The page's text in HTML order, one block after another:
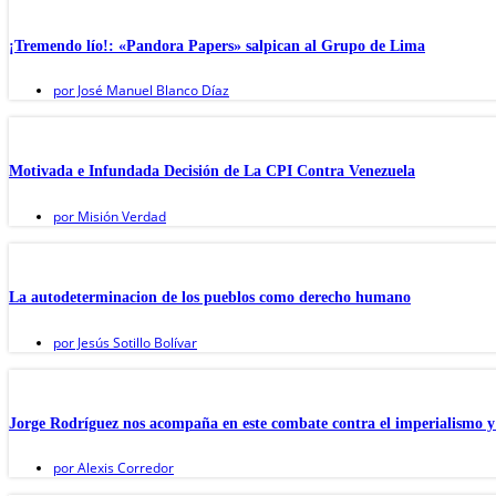
¡Tremendo lío!: «Pandora Papers» salpican al Grupo de Lima
por José Manuel Blanco Díaz
Motivada e Infundada Decisión de La CPI Contra Venezuela
por Misión Verdad
La autodeterminacion de los pueblos como derecho humano
por Jesús Sotillo Bolívar
Jorge Rodríguez nos acompaña en este combate contra el imperialismo
porAlexis Corredor